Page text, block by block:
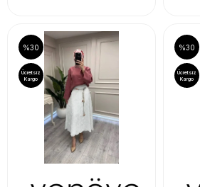
%30
Ücretsiz
Kargo
%30
Ücretsiz
Kargo